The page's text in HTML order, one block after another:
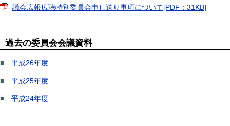
議会広報広聴特別委員会申し送り事項について[PDF：31KB]
過去の委員会会議資料
■ 平成26年度
■ 平成25年度
■ 平成24年度